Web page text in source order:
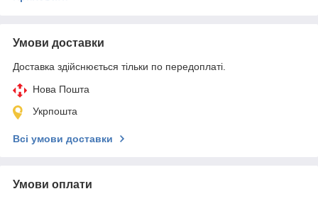
Умови доставки
Доставка здійснюється тільки по передоплаті.
Нова Пошта
Укрпошта
Всі умови доставки
Умови оплати